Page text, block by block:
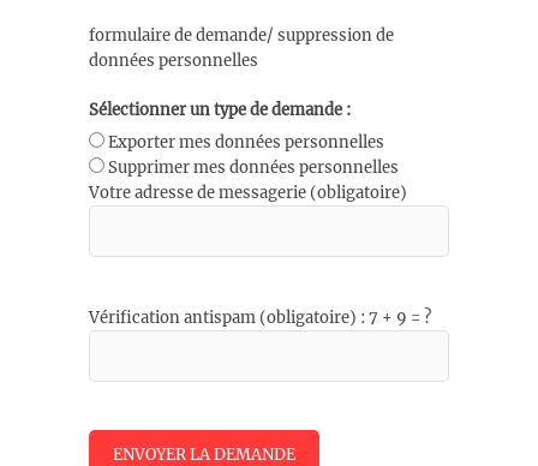
formulaire de demande/ suppression de
données personnelles
Sélectionner un type de demande :
Exporter mes données personnelles
Supprimer mes données personnelles
Votre adresse de messagerie (obligatoire)
Vérification antispam (obligatoire) : 7 + 9 = ?